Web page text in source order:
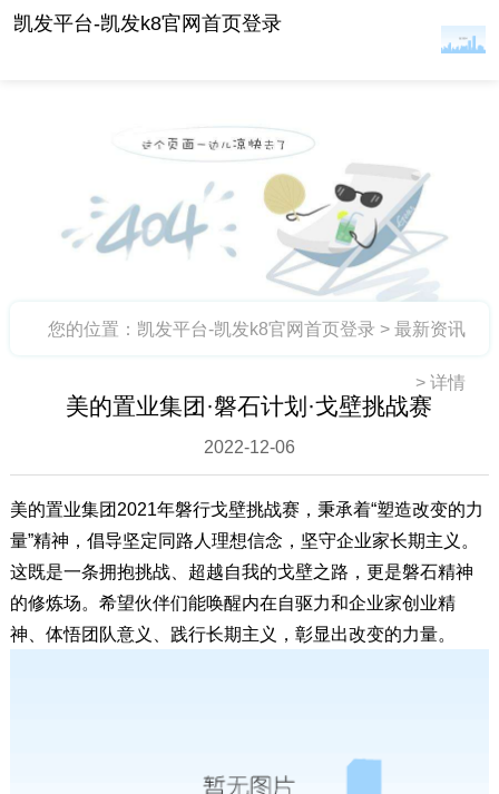
美的置业集团·磐石计划·戈壁挑战赛 -凯发平台
凯发平台-凯发k8官网首页登录
您的位置： 凯发平台-凯发k8官网首页登录 > 最新资讯
> 详情
美的置业集团·磐石计划·戈壁挑战赛
2022-12-06
美的置业集团2021年磐行戈壁挑战赛，秉承着“塑造改变的力
量”精神，倡导坚定同路人理想信念，坚守企业家长期主义。
这既是一条拥抱挑战、超越自我的戈壁之路，更是磐石精神
的修炼场。希望伙伴们能唤醒内在自驱力和企业家创业精
神、体悟团队意义、践行长期主义，彰显出改变的力量。